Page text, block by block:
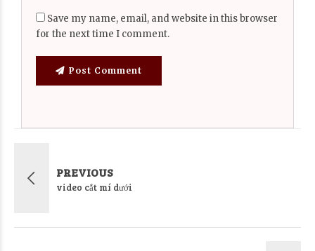
Save my name, email, and website in this browser
for the next time I comment.
Post Comment
PREVIOUS
video cắt mí dưới